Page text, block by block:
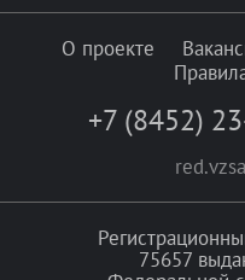
О проекте
+7 (8452)
75657